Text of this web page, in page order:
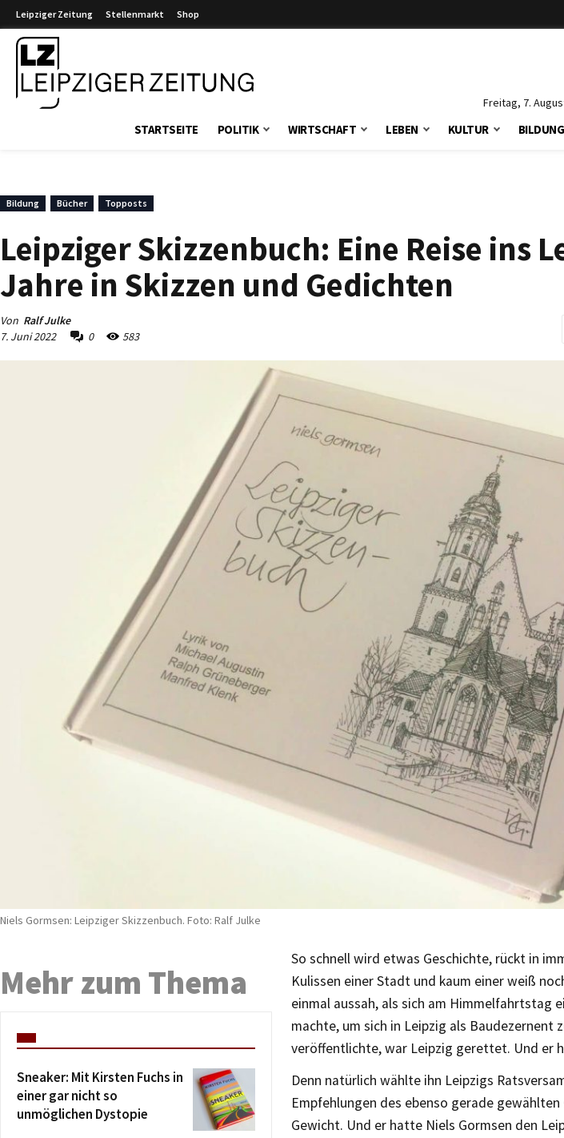
Leipziger Zeitung Stellenmarkt Shop
Freitag, 7.
STARTSEITE POLITIK WIRTSCHAFT LEBEN KULTUR BILDUNG
Bildung Bücher Topposts
Leipziger Skizzenbuch: Eine Reise ins
Jahre in Skizzen und Gedichten
Von Ralf Julke
7. Juni 2022
0 583
Niels Gormsen: Leipziger Skizzenbuch. Foto: Ralf Julke
So schnell wird etwas Geschichte, rückt in
Kulissen einer Stadt und kaum einer weiß
einmal aussah, als sich am Himmelfahrtstag
machte, um sich in Leipzig als Baudezernent
veröffentlichte, war Leipzig gerettet. Und er
Denn natürlich wählte ihn Leipzigs
Empfehlungen des ebenso gerade
Gewicht. Und er hatte Niels Gormsen den
Mehr zum Thema
Sneaker: Mit Kirsten Fuchs in
einer gar nicht so
unmöglichen Dystopie